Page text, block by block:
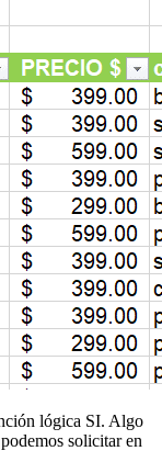
lógica SI. Algo
solicitar en